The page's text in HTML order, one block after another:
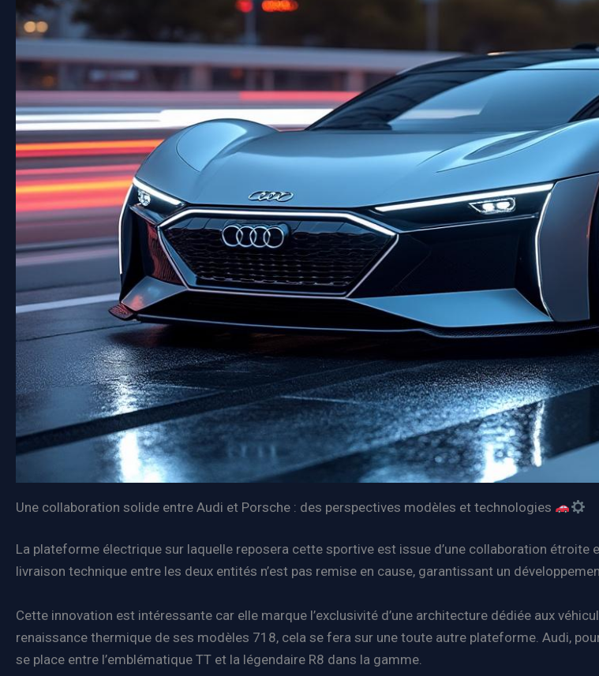
Une collaboration solide entre Audi et Porsche : des perspectives modèles et technologies
La plateforme électrique sur laquelle reposera cette sportive est issue d’une collaboration étroite
livraison technique entre les deux entités n’est pas remise en cause, garantissant un
Cette innovation est intéressante car elle marque l’exclusivité d’une architecture dédiée aux
renaissance thermique de ses modèles 718, cela se fera sur une toute autre plateforme. Audi,
se place entre l’emblématique TT et la légendaire R8 dans la gamme.